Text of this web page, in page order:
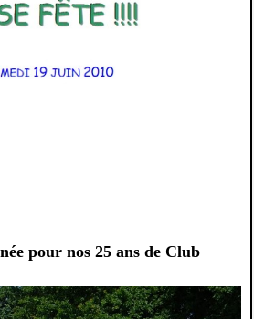
pour nos 25 ans de Club